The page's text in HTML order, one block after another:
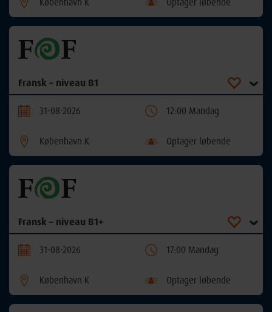
Fransk – niveau B1
31-08-2026 12:00 Mandag
København K Optager løbende
Fransk – niveau B1+
31-08-2026 17:00 Mandag
København K Optager løbende